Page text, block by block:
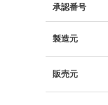
承認番号
製造元
販売元